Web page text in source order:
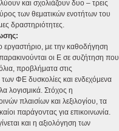
και σχολιάζουν δυο – τρεις
των θεματικών ενοτήτων του
δραστηριότητες.
εργαστήριο, με την καθοδήγηση
οι Ε σε συζήτηση που
προβλήματα στις
ΦΕ δυσκολίες και ενδεχόμενα
λογισμικά. Στόχος η
πλαισίων και λεξιλογίου, τα
παράγοντας για επικοινωνία.
και η αξιολόγηση των